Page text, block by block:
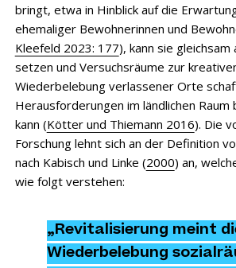
bringt, etwa in Hinblick auf die
ehemaliger Bewohnerinnen und
Kleefeld 2023: 177), kann sie gleichsam
setzen und Versuchsräume zur
Wiederbelebung verlassener Orte
Herausforderungen im ländlichen
kann (Kötter und Thiemann 2016). Die
Forschung lehnt sich an der Definition
nach Kabisch und Linke (2000) an,
wie folgt verstehen:
„Revitalisierung meint
Wiederbelebung